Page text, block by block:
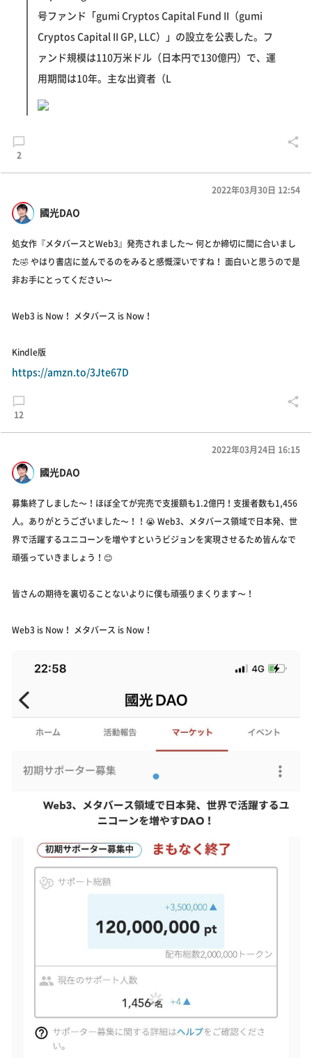
号ファンド「gumi Cryptos Capital Fund II（gumi
Cryptos Capital II GP, LLC）」の設立を公表した。フ
ァンド規模は110万米ドル（日本円で130億円）で、運
用期間は10年。主な出資者（L
2
國光DAO
2022年03月30日 12:54
処女作『メタバースとWeb3』発売されました〜 何とか締切に間に合いまし
た🤣 やはり書店に並んでるのをみると感慨深いですね！ 面白いと思うので是
非お手にとってください〜
Web3 is Now！ メタバース is Now！
Kindle版
https://amzn.to/3Jte67D
12
國光DAO
2022年03月24日 16:15
募集終了しました〜！ほぼ全てが完売で支援額も1.2億円！支援者数も1,456
人。ありがとうございました〜！！😭 Web3、メタバース領域で日本発、世
界で活躍するユニコーンを増やすというビジョンを実現させるため皆んなで
頑張っていきましょう！😊
皆さんの期待を裏切ることないよりに僕も頑張りまくります〜！
Web3 is Now！ メタバース is Now！